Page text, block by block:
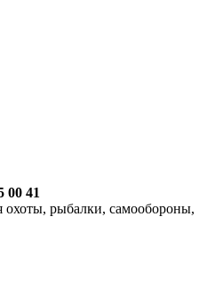
00 41
рыбалки, самообороны,